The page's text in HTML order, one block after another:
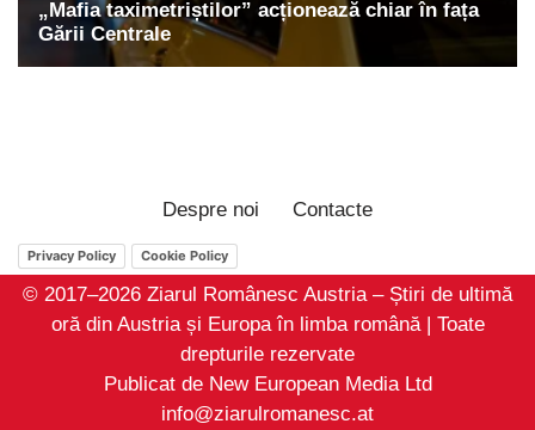
Despre noi Contacte
Privacy Policy Cookie Policy
© 2017–2026 Ziarul Românesc Austria – Știri de ultimă
oră din Austria și Europa în limba română | Toate
drepturile rezervate
Publicat de New European Media Ltd
info@ziarulromanesc.at